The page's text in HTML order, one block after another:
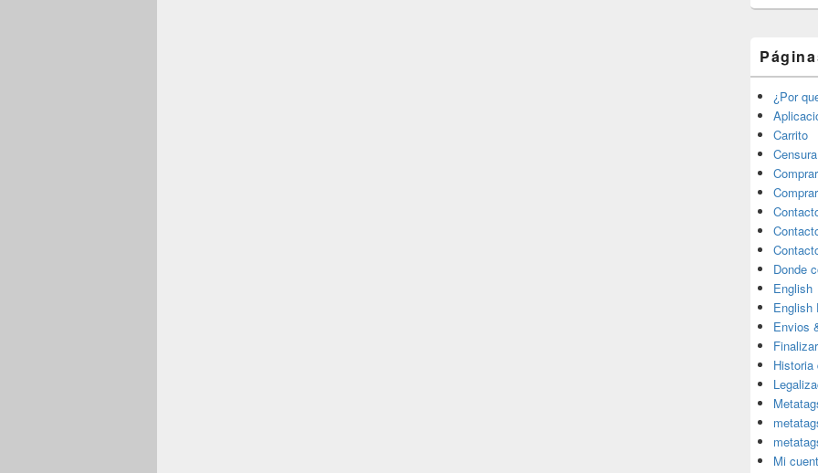
¿Por
Carrito
Donde
English
English
Envios
Historia
Mi